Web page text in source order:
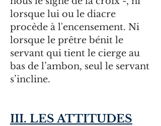
lorsque lui ou le diacre
procède à l'encensement. Ni
lorsque le prêtre bénit le
servant qui tient le cierge au
bas de l’ambon, seul le servant
s’incline.
III. LES ATTITUDES